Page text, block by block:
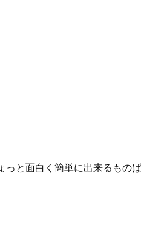
と面白く簡単に出来るもの